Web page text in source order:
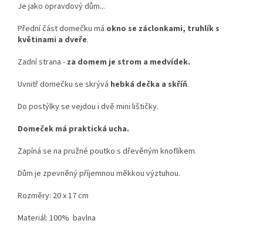
Je jako opravdový dům...
Přední část domečku má okno se záclonkami, truhlík s
květinami a dveře.
Zadní strana - za domem je strom a medvídek.
Uvnitř domečku se skrývá hebká dečka a skříň.
Do postýlky se vejdou i dvě mini lištičky.
Domeček má praktická ucha.
Zapíná se na pružné poutko s dřevěným knoflíkem.
Dům je zpevněný příjemnou měkkou výztuhou.
Rozměry: 20 x 17 cm
Materiál: 100% bavlna